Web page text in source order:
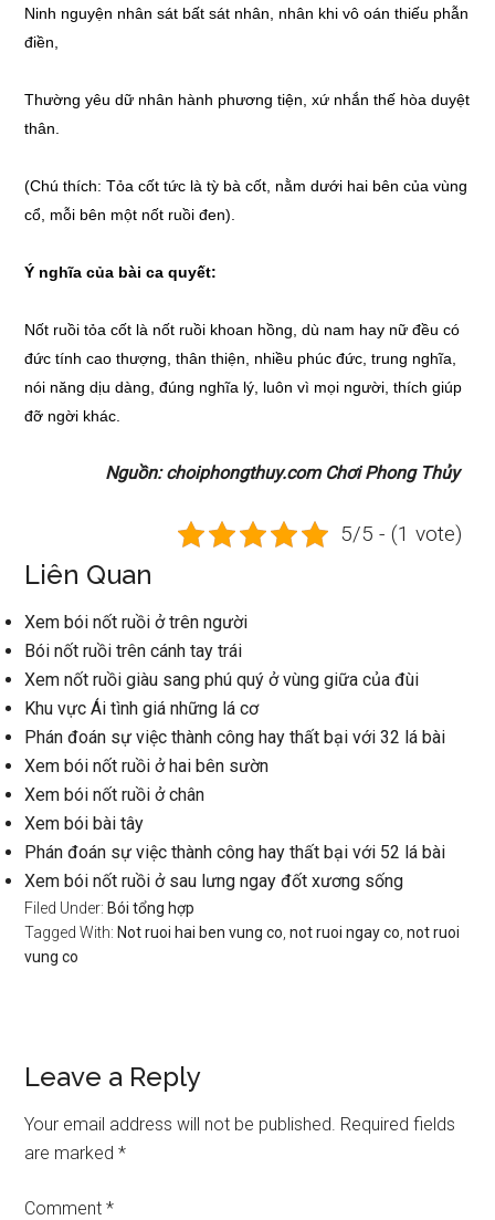
Ninh nguyện nhân sát bất sát nhân, nhân khi vô oán thiếu phẫn
điền,
Thường yêu dữ nhân hành phương tiện, xứ nhắn thế hòa duyệt
thân.
(Chú thích: Tỏa cốt tức là tỳ bà cốt, nằm dưới hai bên của vùng
cổ, mỗi bên một nốt ruồi đen).
Ý nghĩa của bài ca quyết:
Nốt ruồi tỏa cốt là nốt ruồi khoan hồng, dù nam hay nữ đều có
đức tính cao thượng, thân thiện, nhiều phúc đức, trung nghĩa,
nói năng dịu dàng, đúng nghĩa lý, luôn vì mọi người, thích giúp
đỡ ngời khác.
Nguồn: choiphongthuy.com Chơi Phong Thủy
5/5 - (1 vote)
Liên Quan
Xem bói nốt ruồi ở trên người
Bói nốt ruồi trên cánh tay trái
Xem nốt ruồi giàu sang phú quý ở vùng giữa của đùi
Khu vực Ái tình giá những lá cơ
Phán đoán sự việc thành công hay thất bại với 32 lá bài
Xem bói nốt ruồi ở hai bên sườn
Xem bói nốt ruồi ở chân
Xem bói bài tây
Phán đoán sự việc thành công hay thất bại với 52 lá bài
Xem bói nốt ruồi ở sau lưng ngay đốt xương sống
Filed Under: Bói tổng hợp
Tagged With: Not ruoi hai ben vung co ,not ruoi ngay co ,not ruoi
vung co
Reader
Interactions
Leave a Reply
Your email address will not be published. Required fields
are marked*
Comment*